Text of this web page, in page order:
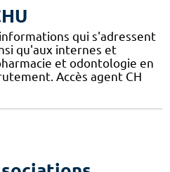
qui s'adressent
qu'aux internes et
et odontologie en
Accès agent CH